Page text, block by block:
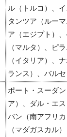
ル（トルコ）、
タンツア（ルー
ア（エジプト）
（マルタ）、ピ
（イタリア）、
ランス）、バル
ポート・スーダ
ア）、ダル・エ
バン（南アフリ
（マダガスカル）